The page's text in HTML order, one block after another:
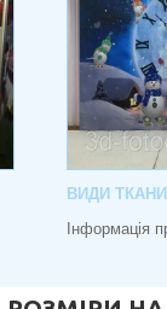
ВИДИ
Інформація